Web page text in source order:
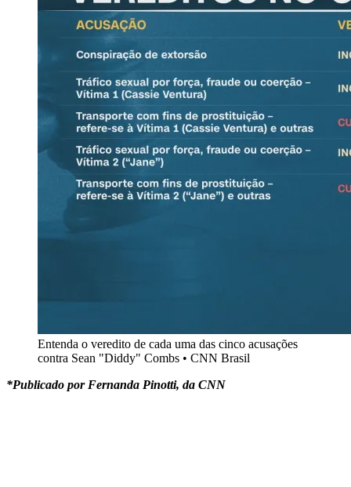
Entenda o veredito de cada uma das cinco acusações
contra Sean "Diddy" Combs • CNN Brasil
*Publicado por Fernanda Pinotti, da CNN